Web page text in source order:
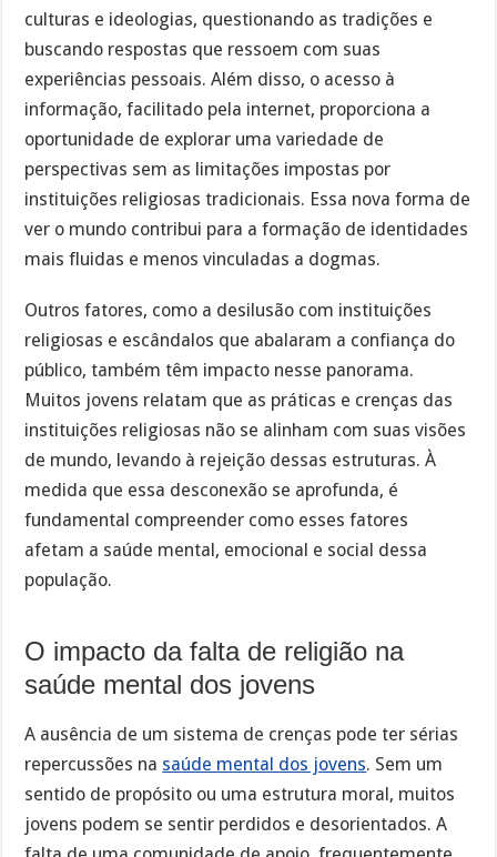
culturas e ideologias, questionando as tradições e
buscando respostas que ressoem com suas
experiências pessoais. Além disso, o acesso à
informação, facilitado pela internet, proporciona a
oportunidade de explorar uma variedade de
perspectivas sem as limitações impostas por
instituições religiosas tradicionais. Essa nova forma de
ver o mundo contribui para a formação de identidades
mais fluidas e menos vinculadas a dogmas.
Outros fatores, como a desilusão com instituições
religiosas e escândalos que abalaram a confiança do
público, também têm impacto nesse panorama.
Muitos jovens relatam que as práticas e crenças das
instituições religiosas não se alinham com suas visões
de mundo, levando à rejeição dessas estruturas. À
medida que essa desconexão se aprofunda, é
fundamental compreender como esses fatores
afetam a saúde mental, emocional e social dessa
população.
O impacto da falta de religião na
saúde mental dos jovens
A ausência de um sistema de crenças pode ter sérias
repercussões na saúde mental dos jovens. Sem um
sentido de propósito ou uma estrutura moral, muitos
jovens podem se sentir perdidos e desorientados. A